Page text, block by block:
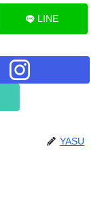
LINE
YASU